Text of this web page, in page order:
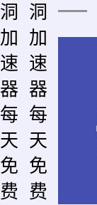
洞
加
速
器
每
天
免
费
洞
加
速
器
每
天
免
费